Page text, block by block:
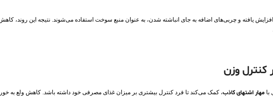
یافته و چربی‌های اضافه به جای انباشته شدن، به عنوان منبع سوخت استفاده می‌شوند. نتیجه این روند،
کنترل وزن
مهار اشتهای کاذب، کمک می‌کند تا فرد کنترل بیشتری بر میزان غذای مصرفی خود داشته باشد. کاهش ولع به